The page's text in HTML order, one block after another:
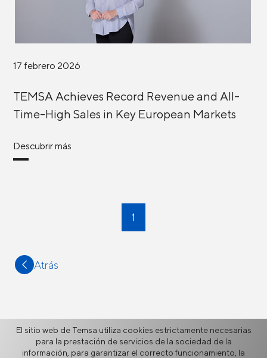
17 febrero 2026
TEMSA Achieves Record Revenue and All-
Time-High Sales in Key European Markets
Descubrir más
1
Atrás
Más
El sitio web de Temsa utiliza cookies estrictamente necesarias
para la prestación de servicios de la sociedad de la
información, para garantizar el correcto funcionamiento, la